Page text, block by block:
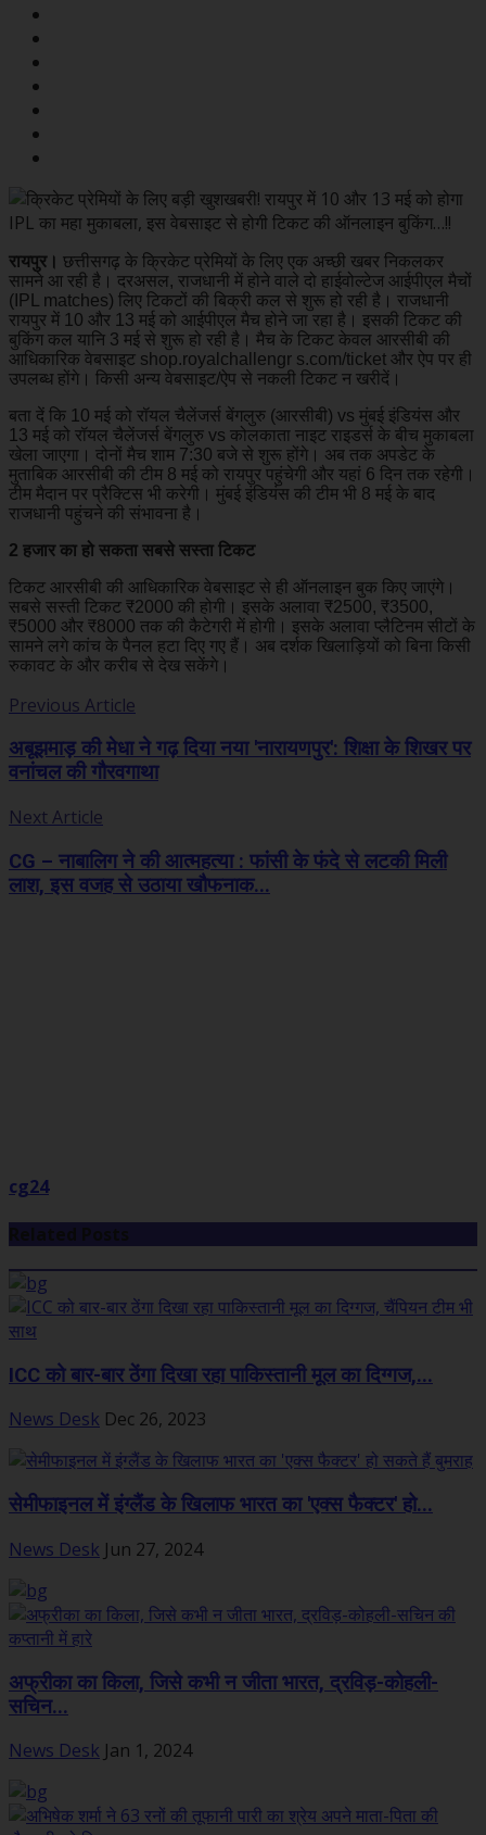
रायपुर। छत्तीसगढ़ के क्रिकेट प्रेमियों के लिए एक अच्छी खबर निकलकर
सामने आ रही है। दरअसल, राजधानी में होने वाले दो हाईवोल्टेज आईपीएल मैचों
(IPL matches) लिए टिकटों की बिक्री कल से शुरू हो रही है। राजधानी
रायपुर में 10 और 13 मई को आईपीएल मैच होने जा रहा है। इसकी टिकट की
बुकिंग कल यानि 3 मई से शुरू हो रही है। मैच के टिकट केवल आरसीबी की
आधिकारिक वेबसाइट shop.royalchallengr s.com/ticket और ऐप पर ही
उपलब्ध होंगे। किसी अन्य वेबसाइट/ऐप से नकली टिकट न खरीदें।
बता दें कि 10 मई को रॉयल चैलेंजर्स बेंगलुरु (आरसीबी) vs मुंबई इंडियंस और
13 मई को रॉयल चैलेंजर्स बेंगलुरु vs कोलकाता नाइट राइडर्स के बीच मुकाबला
खेला जाएगा। दोनों मैच शाम 7:30 बजे से शुरू होंगे। अब तक अपडेट के
मुताबिक आरसीबी की टीम 8 मई को रायपुर पहुंचेगी और यहां 6 दिन तक रहेगी।
टीम मैदान पर प्रैक्टिस भी करेगी। मुंबई इंडियंस की टीम भी 8 मई के बाद
राजधानी पहुंचने की संभावना है।
2 हजार का हो सकता सबसे सस्ता टिकट
टिकट आरसीबी की आधिकारिक वेबसाइट से ही ऑनलाइन बुक किए जाएंगे।
सबसे सस्ती टिकट ₹2000 की होगी। इसके अलावा ₹2500, ₹3500,
₹5000 और ₹8000 तक की कैटेगरी में होगी। इसके अलावा प्लैटिनम सीटों के
सामने लगे कांच के पैनल हटा दिए गए हैं। अब दर्शक खिलाड़ियों को बिना किसी
रुकावट के और करीब से देख सकेंगे।
Previous Article
अबूझमाड़ की मेधा ने गढ़ दिया नया 'नारायणपुर': शिक्षा के शिखर पर
वनांचल की गौरवगाथा
Next Article
CG – नाबालिग ने की आत्महत्या : फांसी के फंदे से लटकी मिली
लाश, इस वजह से उठाया खौफनाक...
cg24
ICC को बार-बार ठेंगा दिखा रहा पाकिस्तानी मूल का दिग्गज,...
News Desk Dec 26, 2023
सेमीफाइनल में इंग्लैंड के खिलाफ भारत का 'एक्स फैक्टर' हो...
News Desk Jun 27, 2024
अफ्रीका का किला, जिसे कभी न जीता भारत, द्रविड़-कोहली-
सचिन...
News Desk Jan 1, 2024